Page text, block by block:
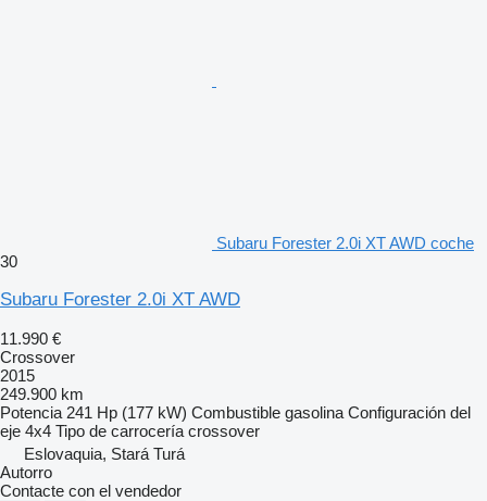
Subaru Forester 2.0i XT AWD coche
30
Subaru Forester 2.0i XT AWD
11.990 €
Crossover
2015
249.900 km
Potencia 241 Hp (177 kW) Combustible gasolina Configuración del
eje 4x4 Tipo de carrocería crossover
Eslovaquia, Stará Turá
Autorro
Contacte con el vendedor